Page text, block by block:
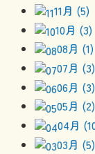
11月 (5)
10月 (3)
08月 (1)
07月 (3)
06月 (3)
05月 (2)
04月
03月 (5)